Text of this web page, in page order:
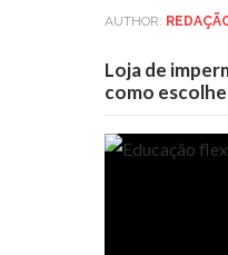
AUTHOR:
Loja de
como